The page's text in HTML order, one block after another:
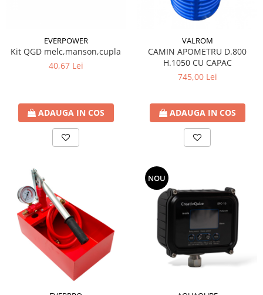
EVERPOWER
Kit QGD melc,manson,cupla
40,67 Lei
ADAUGA IN COS
VALROM
CAMIN APOMETRU D.800
H.1050 CU CAPAC
745,00 Lei
ADAUGA IN COS
NOU